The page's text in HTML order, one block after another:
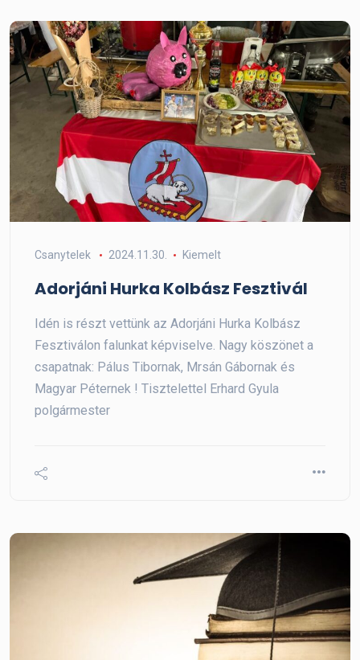
Csanytelek 2024.11.30. Kiemelt
Adorjáni Hurka Kolbász Fesztivál
Idén is részt vettünk az Adorjáni Hurka Kolbász
Fesztiválon falunkat képviselve. Nagy köszönet a
csapatnak: Pálus Tibornak, Mrsán Gábornak és
Magyar Péternek ! Tisztelettel Erhard Gyula
polgármester